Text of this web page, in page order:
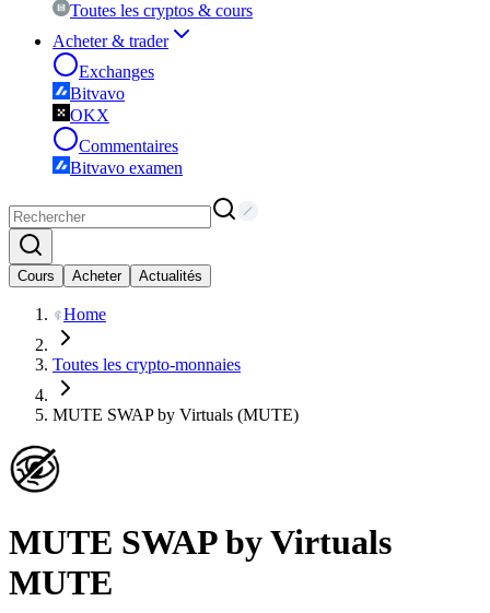
Toutes les cryptos & cours
Acheter & trader
Exchanges
Bitvavo
OKX
Commentaires
Bitvavo examen
Cours Acheter Actualités
Home
Toutes les crypto-monnaies
MUTE SWAP by Virtuals (MUTE)
MUTE SWAP by Virtuals
MUTE